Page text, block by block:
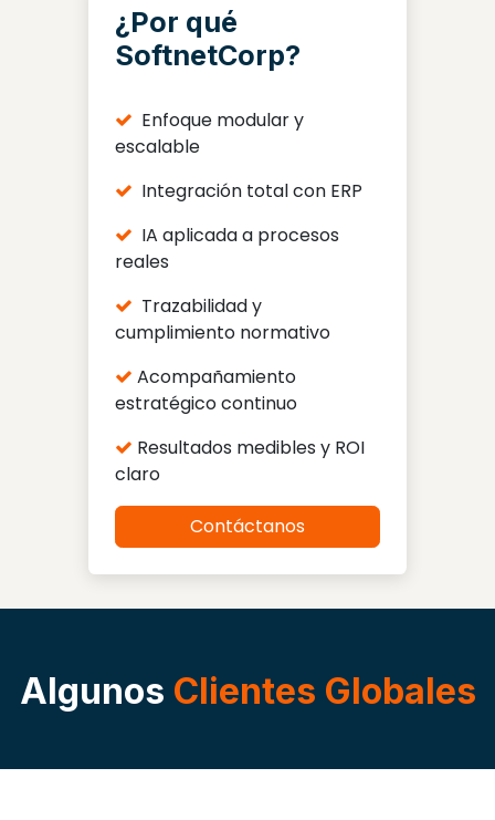
¿Por qué
SoftnetCorp?
Enfoque modular y
escalable
Integración total con ERP
IA aplicada a procesos
reales
Trazabilidad y
cumplimiento normativo
Acompañamiento
estratégico continuo
Resultados medibles y ROI
claro
Contáctanos
Algunos Clientes Globales